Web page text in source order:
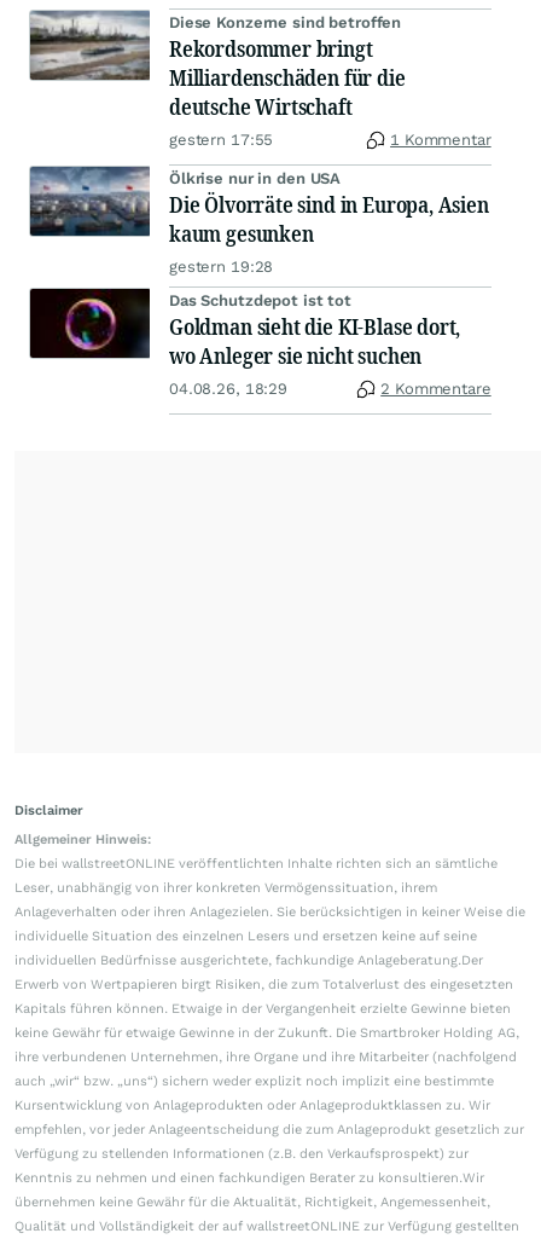
Diese Konzerne sind betroffen
Rekordsommer bringt
Milliardenschäden für die
deutsche Wirtschaft
gestern 17:55 1 Kommentar
Ölkrise nur in den USA
Die Ölvorräte sind in Europa, Asien
kaum gesunken
gestern 19:28
Das Schutzdepot ist tot
Goldman sieht die KI-Blase dort,
wo Anleger sie nicht suchen
04.08.26, 18:29 2 Kommentare
Disclaimer
Allgemeiner Hinweis:
Die bei wallstreetONLINE veröffentlichten Inhalte richten sich an sämtliche
Leser, unabhängig von ihrer konkreten Vermögenssituation, ihrem
Anlageverhalten oder ihren Anlagezielen. Sie berücksichtigen in keiner Weise die
individuelle Situation des einzelnen Lesers und ersetzen keine auf seine
individuellen Bedürfnisse ausgerichtete, fachkundige Anlageberatung.Der
Erwerb von Wertpapieren birgt Risiken, die zum Totalverlust des eingesetzten
Kapitals führen können. Etwaige in der Vergangenheit erzielte Gewinne bieten
keine Gewähr für etwaige Gewinne in der Zukunft. Die Smartbroker Holding AG,
ihre verbundenen Unternehmen, ihre Organe und ihre Mitarbeiter (nachfolgend
auch „wir“ bzw. „uns“) sichern weder explizit noch implizit eine bestimmte
Kursentwicklung von Anlageprodukten oder Anlageproduktklassen zu. Wir
empfehlen, vor jeder Anlageentscheidung die zum Anlageprodukt gesetzlich zur
Verfügung zu stellenden Informationen (z.B. den Verkaufsprospekt) zur
Kenntnis zu nehmen und einen fachkundigen Berater zu konsultieren.Wir
übernehmen keine Gewähr für die Aktualität, Richtigkeit, Angemessenheit,
Qualität und Vollständigkeit der auf wallstreetONLINE zur Verfügung gestellten